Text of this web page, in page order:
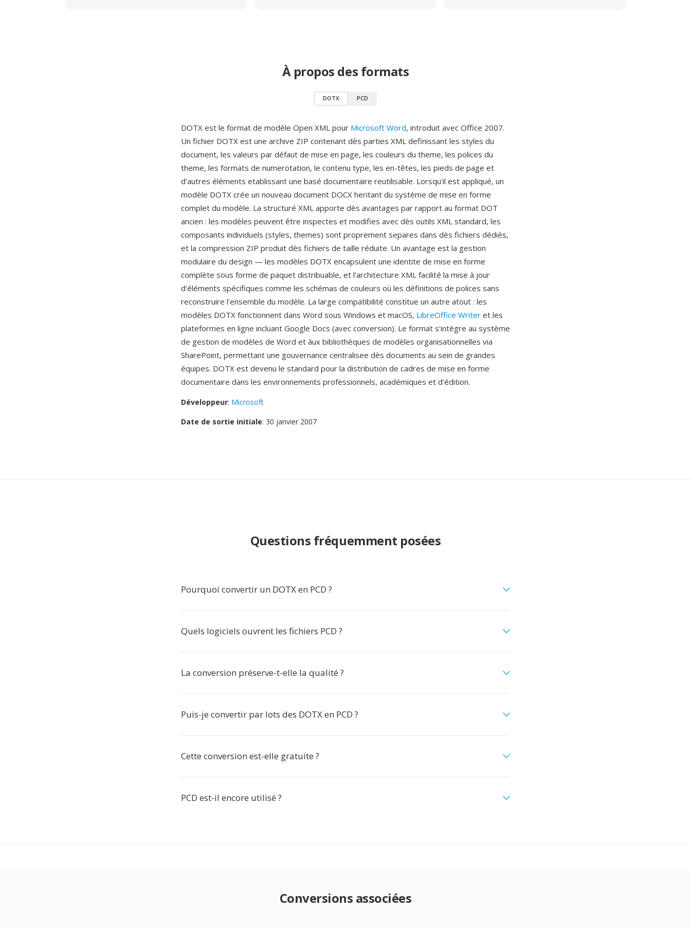
À propos des formats
DOTX PCD
DOTX est le format de modèle Open XML pour Microsoft Word, introduit avec Office 2007.
Un fichier DOTX est une archive ZIP contenant dès parties XML definissant les styles du
document, les valeurs par défaut de mise en page, les couleurs du theme, les polices du
theme, les formats de numerotation, le contenu type, les en-têtes, les pieds de page et
d'autres éléments etablissant une basé documentaire reutilisable. Lorsqu'il est appliqué, un
modèle DOTX crée un nouveau document DOCX heritant du système de mise en forme
complet du modèle. La structuré XML apporte dès avantages par rapport au format DOT
ancien : les modèles peuvent être inspectes et modifies avec dès outils XML standard, les
composants individuels (styles, themes) sont proprement separes dans dès fichiers dédiés,
et la compression ZIP produit dès fichiers de taille réduite. Un avantage est la gestion
modulaire du design — les modèles DOTX encapsulent une identite de mise en forme
complète sous forme de paquet distribuable, et l'architecture XML facilité la mise à jour
d'éléments spécifiques comme les schémas de couleurs où les définitions de polices sans
reconstruire l'ensemble du modèle. La large compatibilité constitue un autre atout : les
modèles DOTX fonctionnent dans Word sous Windows et macOS, LibreOffice Writer et les
plateformes en ligne incluant Google Docs (avec conversion). Le format s'intègre au système
de gestion de modèles de Word et àux bibliothèques de modèles organisationnelles via
SharePoint, permettant une gouvernance centralisee dès documents au sein de grandes
équipes. DOTX est devenu le standard pour la distribution de cadres de mise en forme
documentaire dans les environnements professionnels, académiques et d'édition.
Développeur: Microsoft
Date de sortie initiale: 30 janvier 2007
Questions fréquemment posées
Pourquoi convertir un DOTX en PCD ?
Quels logiciels ouvrent les fichiers PCD ?
La conversion préserve-t-elle la qualité ?
Puis-je convertir par lots des DOTX en PCD ?
Cette conversion est-elle gratuite ?
PCD est-il encore utilisé ?
Conversions associées